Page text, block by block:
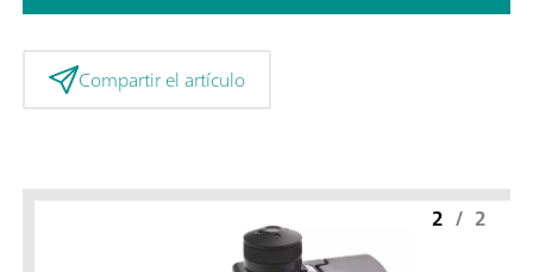
Compartir el artículo
2 / 2